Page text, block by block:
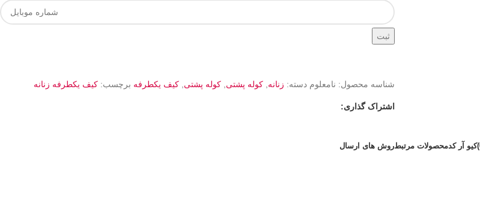
ثبت
شناسه محصول: نامعلوم دسته: زنانه کوله پشتی کوله پشتی کیف یکطرفه برچسب: کیف یکطرفه زنانه
اشتراک گذاری:
کیو آر کدمحصولات مرتبطروش های ارسال